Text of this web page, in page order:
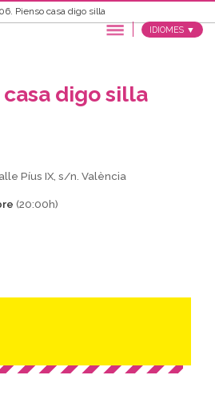
IDIOMES ▼
Pienso casa digo silla
casa digo silla
Píus IX, s/n. València
(20:00h)